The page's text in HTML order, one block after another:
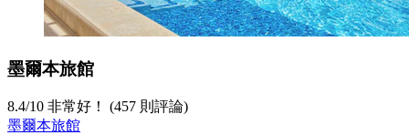
墨爾本旅館
8.4/10 非常好！ (457 則評論)
墨爾本旅館